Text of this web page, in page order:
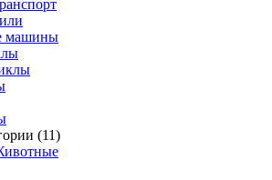
машины
(11)